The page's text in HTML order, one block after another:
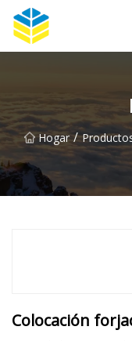
Hogar /
Colocación